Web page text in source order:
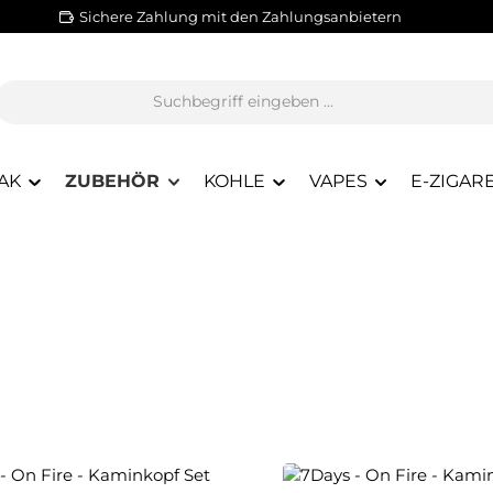
Sichere Zahlung mit den Zahlungsanbietern
ZUBEHÖR KOHLE VAPES E-